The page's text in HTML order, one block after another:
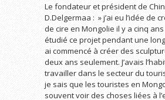
Le fondateur et président de
D.Delgermaa : » j’ai eu l’idée de
de cire en Mongolie il y a cinq ans
étudié ce projet pendant une
ai commencé à créer des
deux ans seulement. J’avais
travailler dans le secteur du
je sais que les touristes en
souvent voir des choses liées à